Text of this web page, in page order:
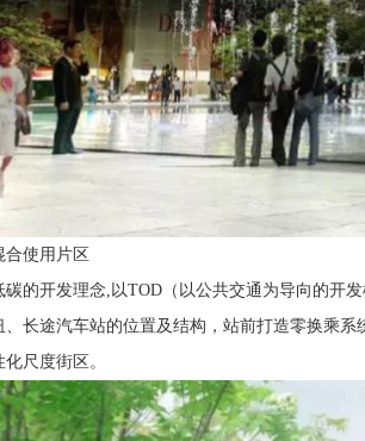
使用片区
碳的开发理念,以TOD（以公共交通为导向的开
长途汽车站的位置及结构，站前打造零换乘
尺度街区。